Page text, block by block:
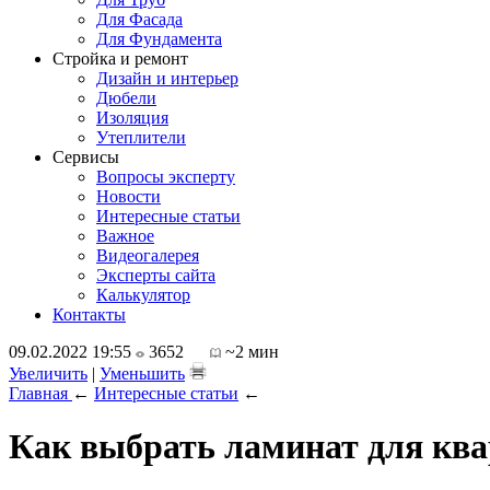
Для Фасада
Для Фундамента
Стройка и ремонт
Дизайн и интерьер
Дюбели
Изоляция
Утеплители
Сервисы
Вопросы эксперту
Новости
Интересные статьи
Важное
Видеогалерея
Эксперты сайта
Калькулятор
Контакты
09.02.2022 19:55
3652
~2 мин
Увеличить | Уменьшить
Главная ← Интересные статьи ←
Как выбрать ламинат для